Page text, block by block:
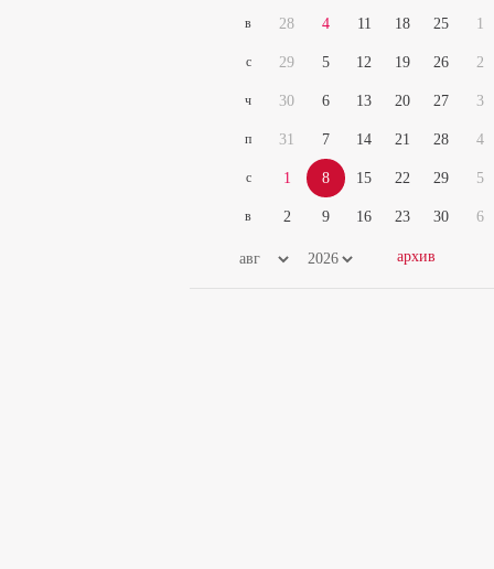
в
с
ч
п
с
в
28
29
30
31
1
2
4
5
6
7
8
9
11
12
13
14
15
16
18
19
20
21
22
23
25
26
27
28
29
30
1
2
3
4
5
6